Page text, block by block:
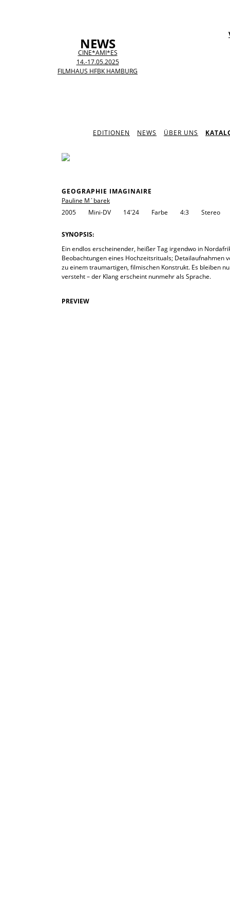
NEWS
CINE*AMI*ES
14.-17.05.2025
FILMHAUS HFBK HAMBURG
EDITIONEN NEWS ÜBER UNS
GEOGRAPHIE IMAGINAIRE
Pauline M´barek
2005
Mini-DV 14'24 Farbe 4:3 Stereo
SYNOPSIS:
Ein endlos erscheinender, heißer Tag irgendwo in
Beobachtungen eines Hochzeitsrituals; Detailaufnahmen
zu einem traumartigen, filmischen Konstrukt. Es bleiben
versteht – der Klang erscheint nunmehr als Sprache.
PREVIEW